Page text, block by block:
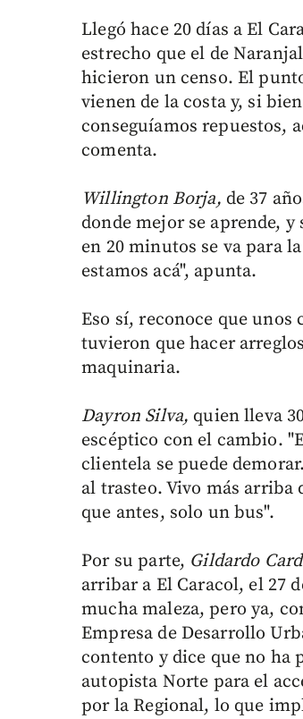
Llegó hace 20 días a El
estrecho que el de
hicieron un censo. El
vienen de la costa y, si
conseguíamos repuestos,
comenta.
Willington Borja, de 37
donde mejor se aprende,
en 20 minutos se va para
estamos acá", apunta.
Eso sí, reconoce que unos
tuvieron que hacer
maquinaria.
Dayron Silva, quien lleva
escéptico con el cambio.
clientela se puede
al trasteo. Vivo más arriba
que antes, solo un bus".
Por su parte, Gildardo
arribar a El Caracol, el 27
mucha maleza, pero ya,
Empresa de Desarrollo
contento y dice que no ha
autopista Norte para el
por la Regional, lo que